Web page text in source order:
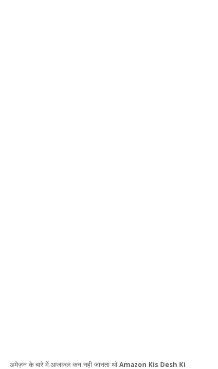
अमेज़न के बारे में आजकल कन नही जानता थोAmazon Kis Desh Ki